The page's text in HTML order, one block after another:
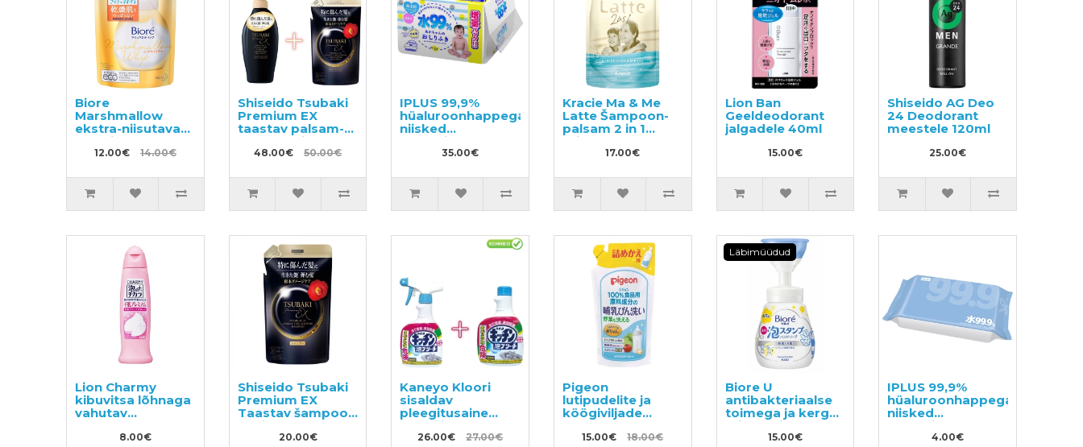
Biore
Marshmallow
ekstra-niisutava
efektiga
pesemisvaht,
130ml
12.00€ 14.00€
Shiseido Tsubaki
Premium EX
taastav palsam-
mask kahjustatud
juustele 450ml +
48.00€ 50.00€
IPLUS 99,9%
hüaluroonhappega
niisked
salvrätikud
beebile 960tk
35.00€
Kracie Ma & Me
Latte Šampoon-
palsam 2 in 1
täitepakend
17.00€
Lion Ban
Geeldeodorant
jalgadele 40ml
15.00€
Shiseido AG Deo
24 Deodorant
meestele 120ml
25.00€
Lion Charmy
kibuvitsa lõhnaga
vahutav
8.00€
Shiseido Tsubaki
Premium EX
Taastav šampoon
kahjustatud
juustele, täide
20.00€
Kaneyo Kloori
sisaldav
pleegitusaine
köögi jaoks
400ml + täide
26.00€ 27.00€
Pigeon
lutipudelite ja
köögiviljade
täitepakend
15.00€ 18.00€
Läbimüüdud
Biore U
antibakteriaalse
toimega ja kerge
tsitruselise
lõhnaga vedel
15.00€
IPLUS 99,9%
hüaluroonhappega
niisked
salvrätikud
beebile 80tk
4.00€